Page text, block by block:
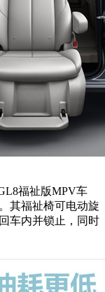
福祉版MPV车
其福祉椅可电动旋
车内并锁止，同时